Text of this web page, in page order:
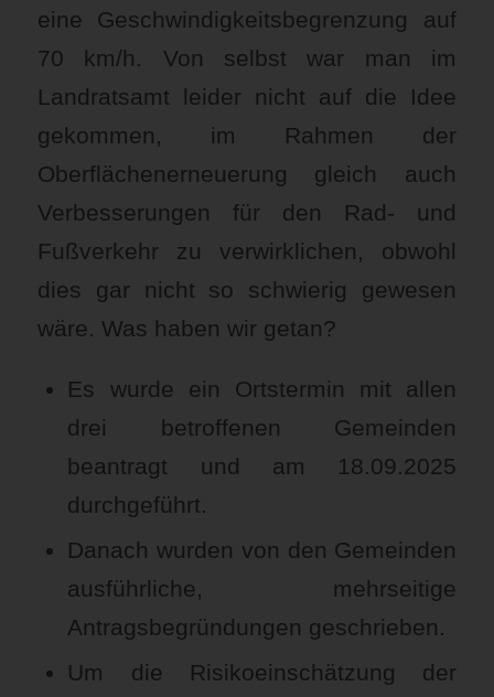
eine Geschwindigkeitsbegrenzung auf
70 km/h. Von selbst war man im
Landratsamt leider nicht auf die Idee
gekommen, im Rahmen der
Oberflächenerneuerung gleich auch
Verbesserungen für den Rad- und
Fußverkehr zu verwirklichen, obwohl
dies gar nicht so schwierig gewesen
wäre. Was haben wir getan?
Es wurde ein Ortstermin mit allen
drei betroffenen Gemeinden
beantragt und am 18.09.2025
durchgeführt.
Danach wurden von den Gemeinden
ausführliche, mehrseitige
Antragsbegründungen geschrieben.
Um die Risikoeinschätzung der